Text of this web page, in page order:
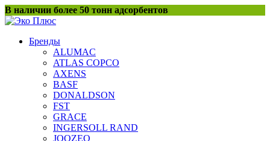
Перейти
к
В наличии более 50 тонн адсорбентов
Бренды
ALUMAC
ATLAS COPCO
AXENS
BASF
DONALDSON
FST
GRACE
INGERSOLL RAND
JOOZEO